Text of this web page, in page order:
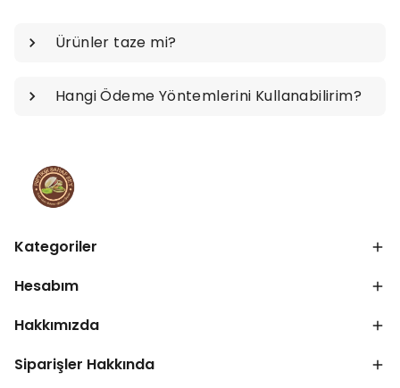
Ürünler taze mi?
Hangi Ödeme Yöntemlerini Kullanabilirim?
Kategoriler
Hesabım
Hakkımızda
Siparişler Hakkında